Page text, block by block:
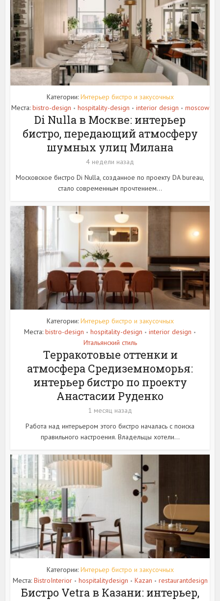
Категории: Интерьер бистро и закусочных
Места: bistro-design • hospitality-design • interior design • moscow
Di Nulla в Москве: интерьер
бистро, передающий атмосферу
шумных улиц Милана
4 недели назад
Московское бистро Di Nulla, созданное по проекту DA bureau,
стало современным прочтением...
Категории: Интерьер бистро и закусочных
Места: bistro-design • hospitality-design • interior design •
Итальянский стиль
Терракотовые оттенки и
атмосфера Средиземноморья:
интерьер бистро по проекту
Анастасии Руденко
1 месяц назад
Работа над интерьером этого бистро началась с поиска
правильного настроения. Владельцы хотели...
Категории: Интерьер бистро и закусочных
Места: BistroInterior • hospitalitydesign • Kazan • restaurantdesign
Бистро Vetra в Казани: интерьер,